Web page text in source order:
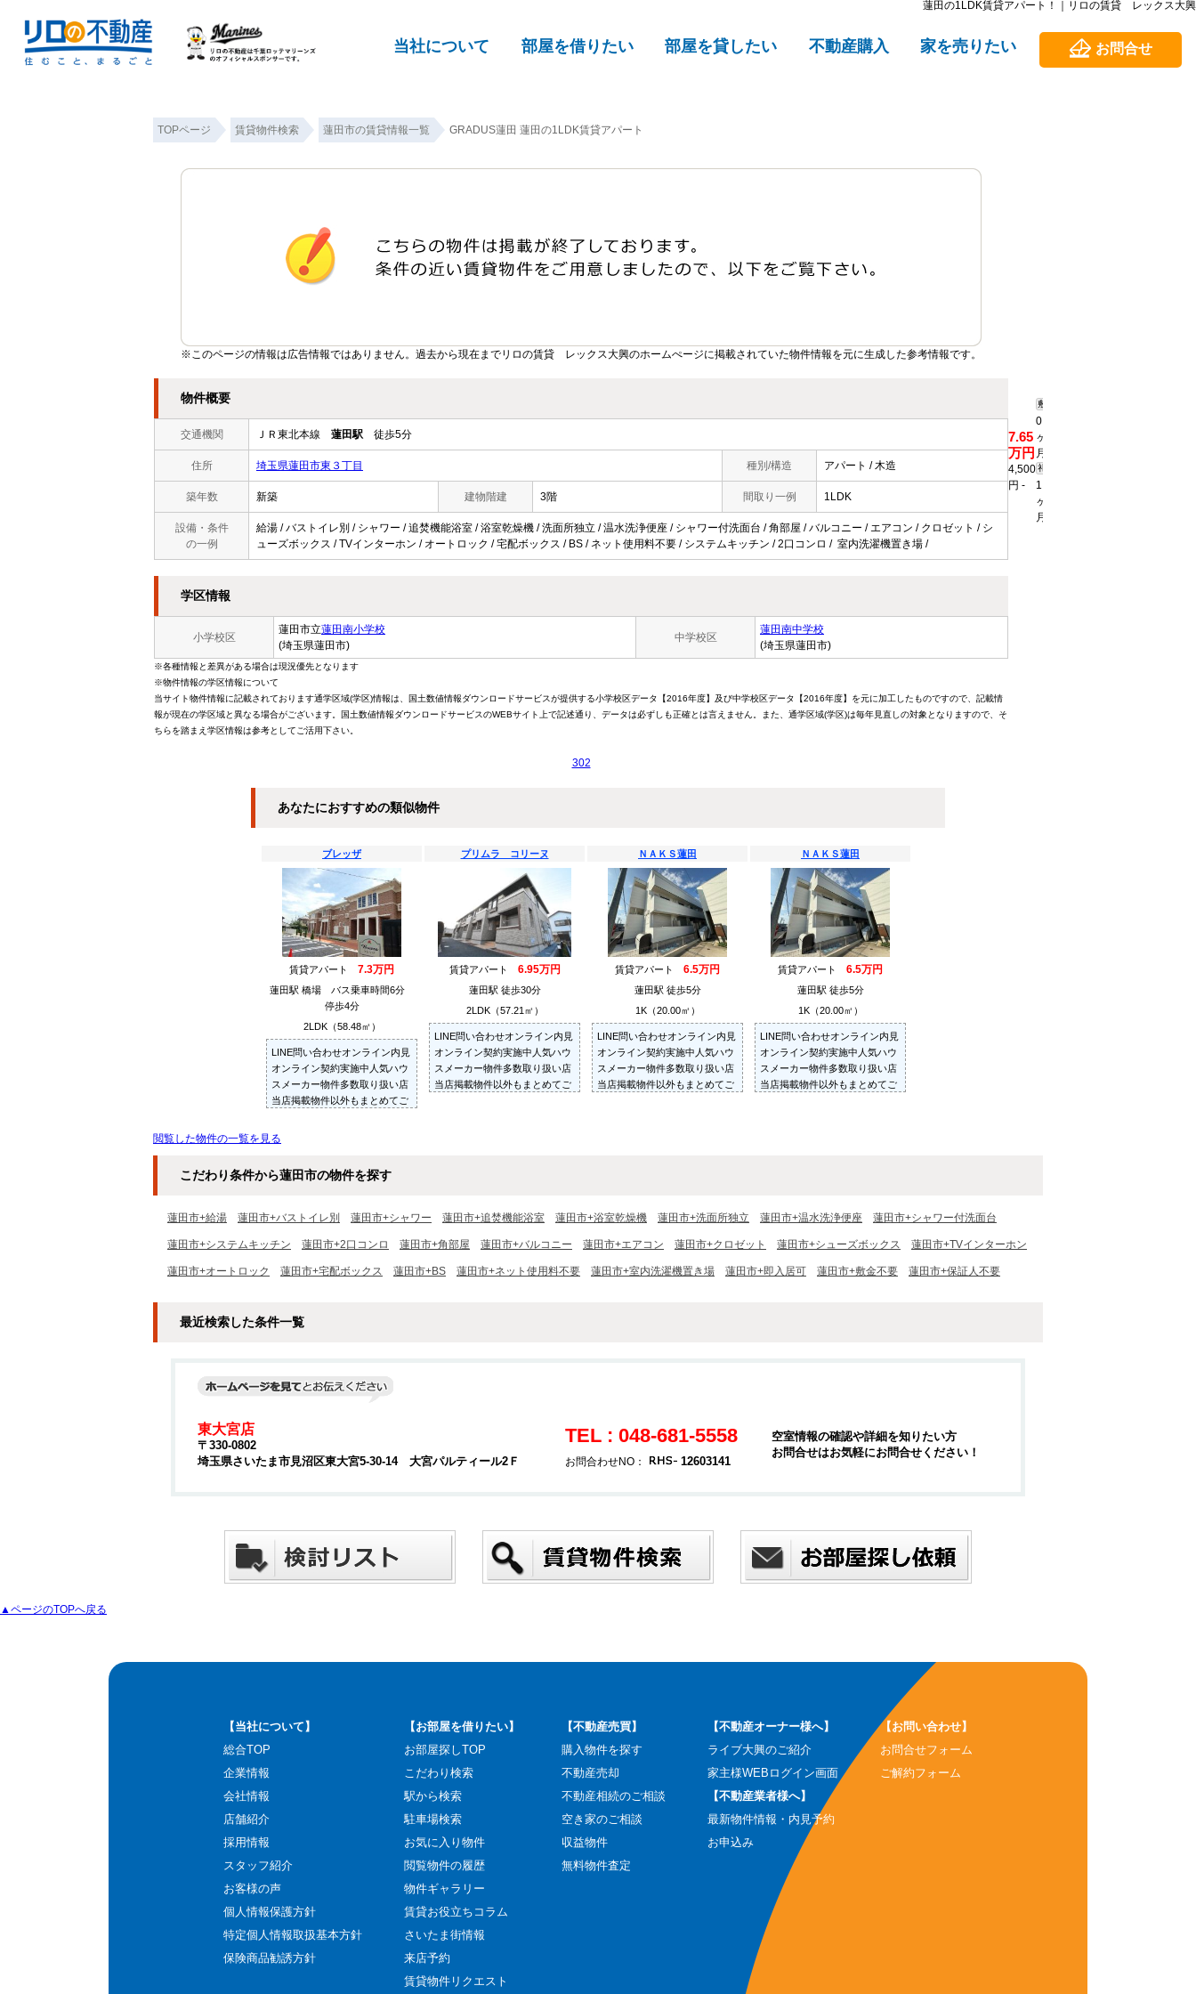
蓮田の1LDK賃貸アパート！｜リロの賃貸 レックス大興
当社について 部屋を借りたい 部屋を貸したい 不動産購入 家を売りたい お問合せ
TOPページ 賃貸物件検索 蓮田市の賃貸情報一覧 GRADUS蓮田 蓮田の1LDK賃貸アパート
※このページの情報は広告情報ではありません。過去から現在までリロの賃貸 レックス大興のホームぺージに掲載されていた物件情報を元に生成した参考情報です。
物件概要
交通機関 ＪＲ東北本線 蓮田駅 徒歩5分
住所 埼玉県蓮田市東３丁目 種別/構造 アパート / 木造
築年数 新築 建物階建 3階 間取り一例 1LDK
設備・条件
の一例
給湯 / バストイレ別 / シャワー / 追焚機能浴室 / 浴室乾燥機 / 洗面所独立 / 温水洗浄便座 / シャワー付洗面台 / 角部屋 / バルコニー / エアコン / クロゼット / シ
ューズボックス / TVインターホン / オートロック / 宅配ボックス / BS / ネット使用料不要 / システムキッチン / 2口コンロ / 室内洗濯機置き場 /
学区情報
小学校区
蓮田市立蓮田南小学校
(埼玉県蓮田市)
中学校区
蓮田南中学校
(埼玉県蓮田市)
※各種情報と差異がある場合は現況優先となります
※物件情報の学区情報について
当サイト物件情報に記載されております通学区域(学区)情報は、国土数値情報ダウンロードサービスが提供する小学校区データ【2016年度】及び中学校区データ【2016年度】を元に加工したものですので、記載情
報が現在の学区域と異なる場合がございます。国土数値情報ダウンロードサービスのWEBサイト上で記述通り、データは必ずしも正確とは言えません。また、通学区域(学区)は毎年見直しの対象となりますので、そ
ちらを踏まえ学区情報は参考としてご活用下さい。
302
7.65
万円
4,500
円 -
敷
0
ヶ
月
礼
1
ヶ
月
あなたにおすすめの類似物件
ブレッザ
賃貸アパート 7.3万円
蓮田駅 橋場 バス乗車時間6分
停歩4分
2LDK（58.48㎡）
LINE問い合わせオンライン内見
オンライン契約実施中人気ハウ
スメーカー物件多数取り扱い店
当店掲載物件以外もまとめてご
お部屋を多数ご紹介させていた
プリムラ コリーヌ
賃貸アパート 6.95万円
蓮田駅 徒歩30分
2LDK（57.21㎡）
LINE問い合わせオンライン内見
オンライン契約実施中人気ハウ
スメーカー物件多数取り扱い店
当店掲載物件以外もまとめてご
ＮＡＫＳ蓮田
賃貸アパート 6.5万円
蓮田駅 徒歩5分
1K（20.00㎡）
LINE問い合わせオンライン内見
オンライン契約実施中人気ハウ
スメーカー物件多数取り扱い店
当店掲載物件以外もまとめてご
ＮＡＫＳ蓮田
賃貸アパート 6.5万円
蓮田駅 徒歩5分
1K（20.00㎡）
LINE問い合わせオンライン内見
オンライン契約実施中人気ハウ
スメーカー物件多数取り扱い店
当店掲載物件以外もまとめてご
閲覧した物件の一覧を見る
こだわり条件から蓮田市の物件を探す
蓮田市+給湯 蓮田市+バストイレ別 蓮田市+シャワー 蓮田市+追焚機能浴室 蓮田市+浴室乾燥機 蓮田市+洗面所独立 蓮田市+温水洗浄便座 蓮田市+シャワー付洗面台
蓮田市+システムキッチン 蓮田市+2口コンロ 蓮田市+角部屋 蓮田市+バルコニー 蓮田市+エアコン 蓮田市+クロゼット 蓮田市+シューズボックス 蓮田市+TVインターホン
蓮田市+オートロック 蓮田市+宅配ボックス 蓮田市+BS 蓮田市+ネット使用料不要 蓮田市+室内洗濯機置き場 蓮田市+即入居可 蓮田市+敷金不要 蓮田市+保証人不要
最近検索した条件一覧
東大宮店
〒330-0802
埼玉県さいたま市見沼区東大宮5-30-14 大宮パルティール2Ｆ
TEL : 048-681-5558
お問合わせNO： 12603141
空室情報の確認や詳細を知りたい方
お問合せはお気軽にお問合せください！
▲ページのTOPへ戻る
【当社について】
総合TOP
企業情報
会社情報
店舗紹介
採用情報
スタッフ紹介
お客様の声
個人情報保護方針
特定個人情報取扱基本方針
保険商品勧誘方針
【お部屋を借りたい】
お部屋探しTOP
こだわり検索
駅から検索
駐車場検索
お気に入り物件
閲覧物件の履歴
物件ギャラリー
賃貸お役立ちコラム
さいたま街情報
来店予約
賃貸物件リクエスト
【不動産売買】
購入物件を探す
不動産売却
不動産相続のご相談
空き家のご相談
収益物件
無料物件査定
【不動産オーナー様へ】
ライブ大興のご紹介
家主様WEBログイン画面
【不動産業者様へ】
最新物件情報・内見予約
お申込み
【お問い合わせ】
お問合せフォーム
ご解約フォーム